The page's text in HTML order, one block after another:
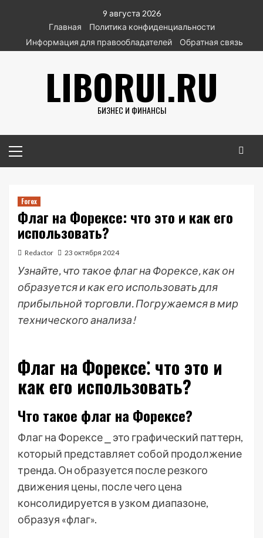
содержимому
9 августа 2026
Главная
Политика конфиденциальности
Информация для правообладателей
Обратная связь
LIBORUI.RU
БИЗНЕС И ФИНАНСЫ
меню
Forex
Флаг на Форексе: что это и как его
использовать?
Redactor 23 октября 2024
Узнайте, что такое флаг на Форексе, как он
образуется и как его использовать для
прибыльной торговли. Погружаемся в мир
технического анализа!
Флаг на Форексе⁚ что это и
как его использовать?
Что такое флаг на Форексе?
Флаг на Форексе ⎯ это графический паттерн,
который представляет собой продолжение
тренда. Он образуется после резкого
движения цены, после чего цена
консолидируется в узком диапазоне,
образуя «флаг».